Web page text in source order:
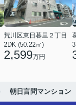
荒川区東日暮里２丁目
2DK (50.22㎡)
2,599万円
朝日言問マンション